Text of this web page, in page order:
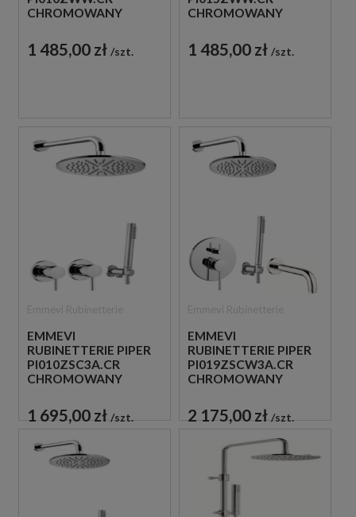
CHROMOWANY
ZESTAW WANNOWY
1 485,00 zł szt.
CHROMOWANY
ZESTAW WANNOWY
1 485,00 zł szt.
EMMEVI
RUBINETTERIE PIPER
PI010ZSC3A.CR
CHROMOWANY
PRYSZNICOWY
PODTYNKOWY
1 695,00 zł szt.
EMMEVI
RUBINETTERIE PIPER
PI019ZSCW3A.CR
CHROMOWANY
PRYSZNICOWY
PODTYNKOWY
2 175,00 zł szt.